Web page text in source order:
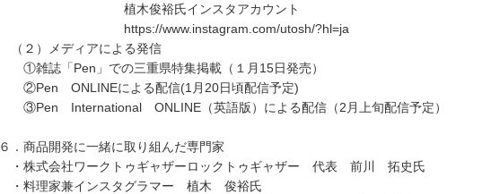
植木俊裕氏インスタアカウント
https://www.instagram.com/utosh/?hl=ja
（２）メディアによる発信
①雑誌「Pen」での三重県特集掲載（１月15日発売）
②Pen ONLINEによる配信(1月20日頃配信予定)
③Pen International ONLINE（英語版）による配信（2月上旬配信予定）
６．商品開発に一緒に取り組んだ専門家
・株式会社ワークトゥギャザーロックトゥギャザー 代表 前川 拓史氏
・料理家兼インスタグラマー 植木 俊裕氏